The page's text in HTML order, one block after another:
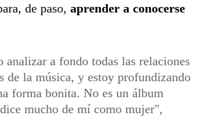
de paso, aprender a conocerse
analizar a fondo todas las relaciones
de la música, y estoy profundizando
forma bonita. No es un álbum
mucho de mí como mujer",